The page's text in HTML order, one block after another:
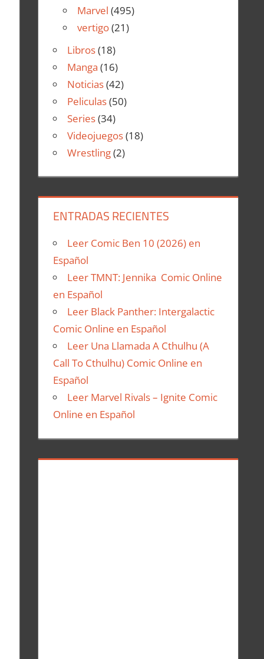
Marvel (495)
vertigo(21)
Libros(18)
Manga (16)
Noticias(42)
Peliculas(50)
Series(34)
Videojuegos(18)
Wrestling(2)
ENTRADAS RECIENTES
Leer Comic Ben 10 (2026) en
Español
Leer TMNT: Jennika Comic Online
en Español
Leer Black Panther: Intergalactic
Comic Online en Español
Leer Una Llamada A Cthulhu (A
Call To Cthulhu) Comic Online en
Español
Leer Marvel Rivals – Ignite Comic
Online en Español